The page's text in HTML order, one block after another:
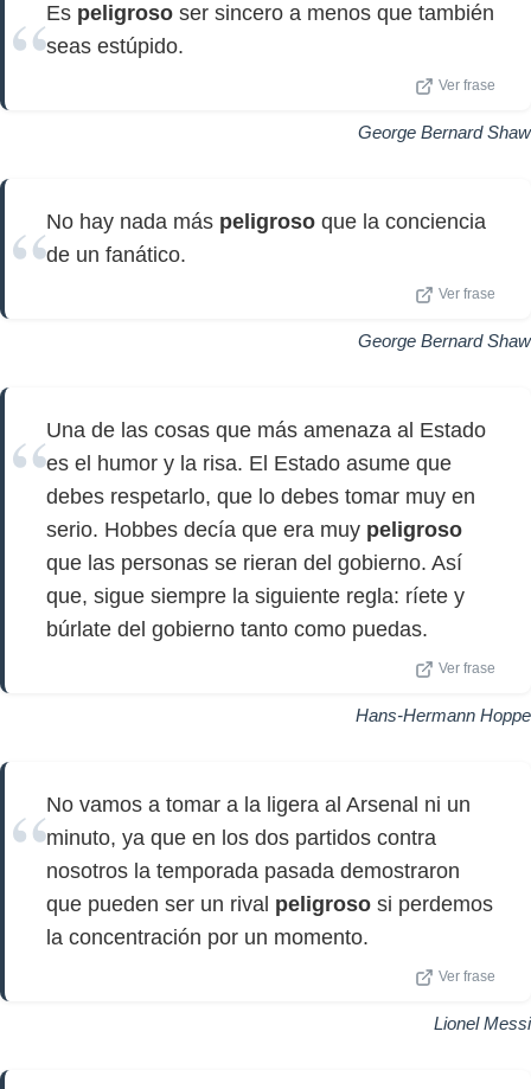
Es peligroso ser sincero a menos que también
seas estúpido.
Ver frase
George Bernard Shaw
No hay nada más peligroso que la conciencia
de un fanático.
Ver frase
George Bernard Shaw
Una de las cosas que más amenaza al Estado
es el humor y la risa. El Estado asume que
debes respetarlo, que lo debes tomar muy en
serio. Hobbes decía que era muy peligroso
que las personas se rieran del gobierno. Así
que, sigue siempre la siguiente regla: ríete y
búrlate del gobierno tanto como puedas.
Ver frase
Hans-Hermann Hoppe
No vamos a tomar a la ligera al Arsenal ni un
minuto, ya que en los dos partidos contra
nosotros la temporada pasada demostraron
que pueden ser un rival peligroso si perdemos
la concentración por un momento.
Ver frase
Lionel Messi